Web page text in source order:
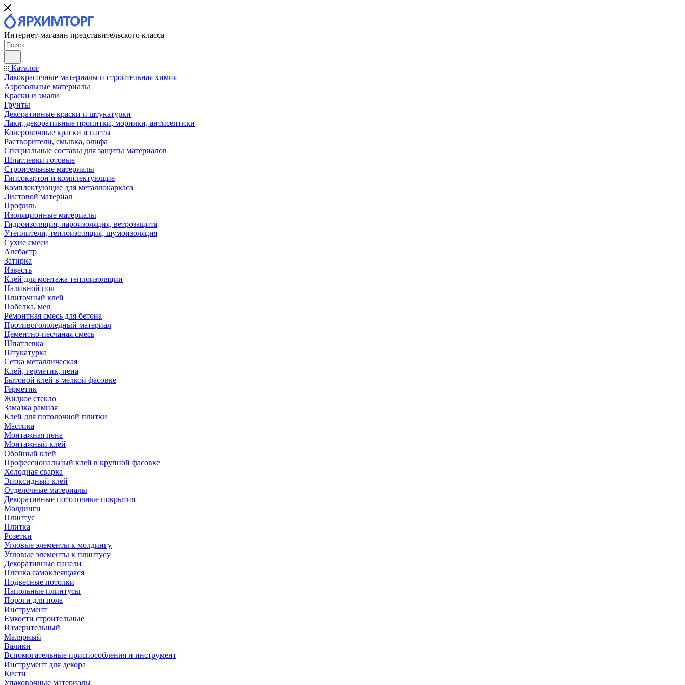
Интернет-магазин представительского класса
Каталог
Лакокрасочные материалы и строительная химия
Аэрозольные материалы
Краски и эмали
Грунты
Декоративные краски и штукатурки
Лаки, декоративные пропитки, морилки, антисептики
Колеровочные краски и пасты
Растворители, смывка, олифа
Специальные составы для защиты материалов
Шпатлевки готовые
Строительные материалы
Гипсокартон и комплектующие
Комплектующие для металлокаркаса
Листовой материал
Профиль
Изоляционные материалы
Гидроизоляция, пароизоляция, ветрозащита
Утеплители, теплоизоляция, шумоизоляция
Сухие смеси
Алебастр
Затирка
Известь
Клей для монтажа теплоизоляции
Наливной пол
Плиточный клей
Побелка, мел
Ремонтная смесь для бетона
Противогололедный материал
Цементно-песчаная смесь
Шпатлевка
Штукатурка
Сетка металлическая
Клей, герметик, пена
Бытовой клей в мелкой фасовке
Герметик
Жидкое стекло
Замазка рамная
Клей для потолочной плитки
Мастика
Монтажная пена
Монтажный клей
Обойный клей
Профессиональный клей в крупной фасовке
Холодная сварка
Эпоксидный клей
Отделочные материалы
Декоративные потолочные покрытия
Молдинги
Плинтус
Плитка
Розетки
Угловые элементы к молдингу
Угловые элементы к плинтусу
Декоративные панели
Пленка самоклеящаяся
Подвесные потолки
Напольные плинтусы
Пороги для пола
Инструмент
Емкости строительные
Измерительный
Малярный
Валики
Вспомогательные приспособления и инструмент
Инструмент для декора
Кисти
Упаковочные материалы